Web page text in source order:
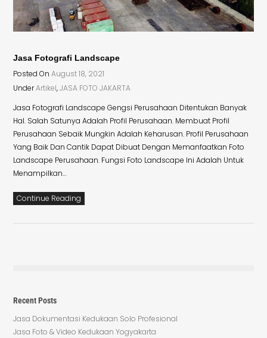
Jasa Fotografi Landscape
Posted OnAugust 18, 2021
UnderArtikel,JASA FOTO JAKARTA
Jasa Fotografi Landscape Gengsi Perusahaan Ditentukan Banyak
Hal. Salah Satunya Adalah Profil Perusahaan. Membuat Profil
Perusahaan Sebaik Mungkin Adalah Keharusan. Profil Perusahaan
Yang Baik Dan Cantik Dapat Dibuat Dengan Memanfaatkan Foto
Landscape Perusahaan. Fungsi Foto Landscape Ini Adalah Untuk
Menampilkan…
Continue Reading
Recent Posts
Jasa Dokumentasi Kedukaan Solo Profesional
Jasa Foto & Video Kedukaan Yogyakarta